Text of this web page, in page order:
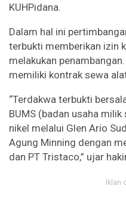
KUHPidana.
Dalam hal ini
terbukti memberikan izin
melakukan
memiliki kontrak sewa
“Terdakwa terbukti
BUMS (badan usaha
nikel melalui Glen Ario
Agung Minning dengan
dan PT Tristaco,” ujar
Iklan